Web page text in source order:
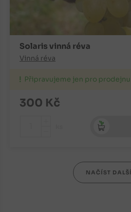
Solaris vinná réva
Vinná réva
Připravujeme jen pro prodejnu
300 Kč
NAČÍST DALŠÍ